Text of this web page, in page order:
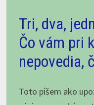
Tri, dva,
Čo vám pri
nepovedia,
Toto píšem ako